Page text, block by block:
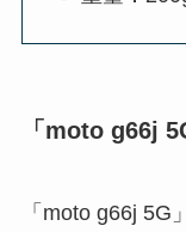
「moto g66j
「moto g66j 5G